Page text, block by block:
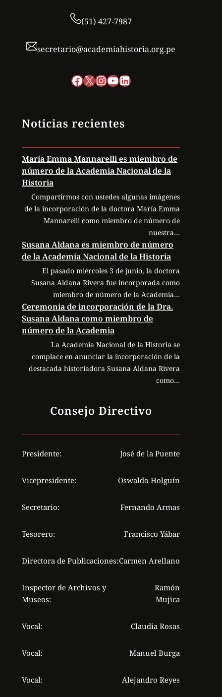
(51) 427-7987
secretario@academiahistoria.org.pe
Facebook
X Instagram
YouTube
LinkedIn
Noticias recientes
María Emma Mannarelli es miembro de
número de la Academia Nacional de la
Historia
Compartirmos con ustedes algunas imágenes
de la incorporación de la doctora María Emma
Mannarelli como miembro de número de
nuestra…
Susana Aldana es miembro de número
de la Academia Nacional de la Historia
El pasado miércoles 3 de junio, la doctora
Susana Aldana Rivera fue incorporada como
miembro de número de la Academia…
Ceremonia de incorporación de la Dra.
Susana Aldana como miembro de
número de la Academia
La Academia Nacional de la Historia se
complace en anunciar la incorporación de la
destacada historiadora Susana Aldana Rivera
como…
Consejo Directivo
Presidente: José de la Puente
Vicepresidente: Oswaldo Holguín
Secretario: Fernando Armas
Tesorero: Francisco Yábar
Directora de Publicaciones:Carmen Arellano
Inspector de Archivos y
Museos:
Ramón
Mujica
Vocal: Claudia Rosas
Vocal: Manuel Burga
Vocal: Alejandro Reyes